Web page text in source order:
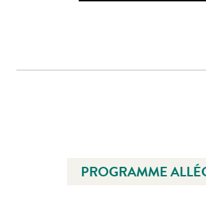
PROGRAMME